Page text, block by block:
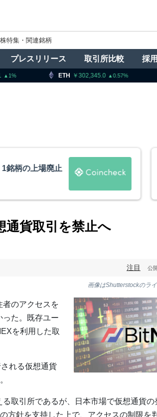
株特集・関連銘柄
プレスリリース 取引所比較 採
XRP 161.89
案、上院採決が9
通貨取引を禁止へ
注目 公
画像はShutterstockのラ
のアクセスを
た。既存ユー
を利用した取
れる仮想通貨
取引所であるが、日本市場で仮想通貨の
方針を支持した上で、アクセスの制限を